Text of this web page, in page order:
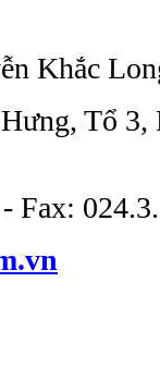
Khắc
Tổ
Fax: